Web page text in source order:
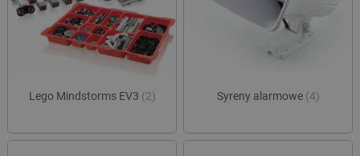
Lego Mindstorms EV3 (2) Syreny alarmowe (4)